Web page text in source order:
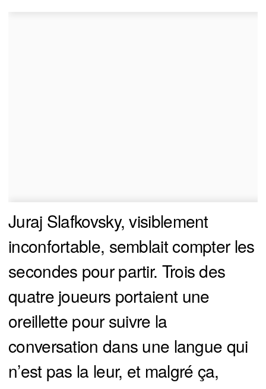
Juraj Slafkovsky, visiblement
inconfortable, semblait compter les
secondes pour partir. Trois des
quatre joueurs portaient une
oreillette pour suivre la
conversation dans une langue qui
n’est pas la leur, et malgré ça,